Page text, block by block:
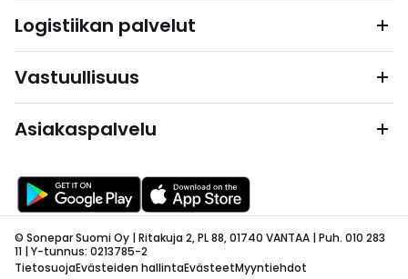
Logistiikan palvelut
Vastuullisuus
Asiakaspalvelu
© Sonepar Suomi Oy | Ritakuja 2, PL 88, 01740 VANTAA | Puh. 010 283
11 | Y-tunnus: 0213785-2
TietosuojaEvästeiden hallintaEvästeetMyyntiehdot